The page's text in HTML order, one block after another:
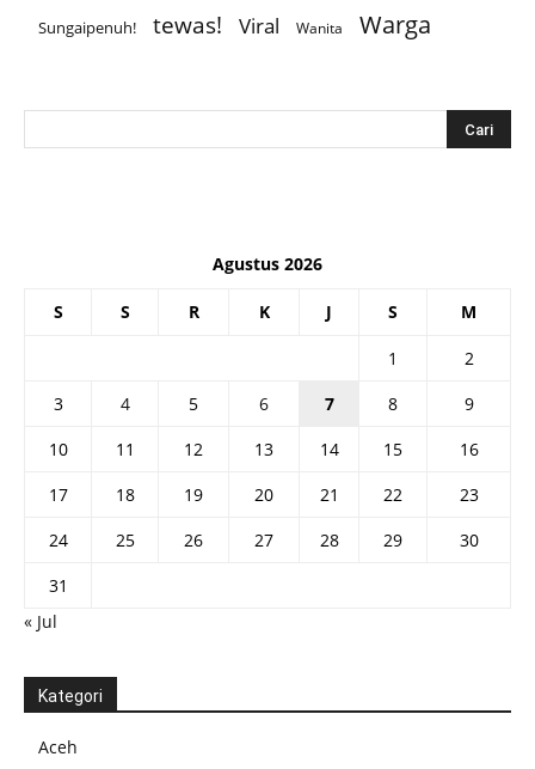
Sungaipenuh! tewas! Viral Wanita Warga
Agustus 2026
S S R K J S M
1
2
3
4 5 6 7 8
9
10
11 12 13 14 15
16
17
18 19 20 21 22
23
24
25 26 27 28 29
30
31
« Jul
Kategori
Aceh